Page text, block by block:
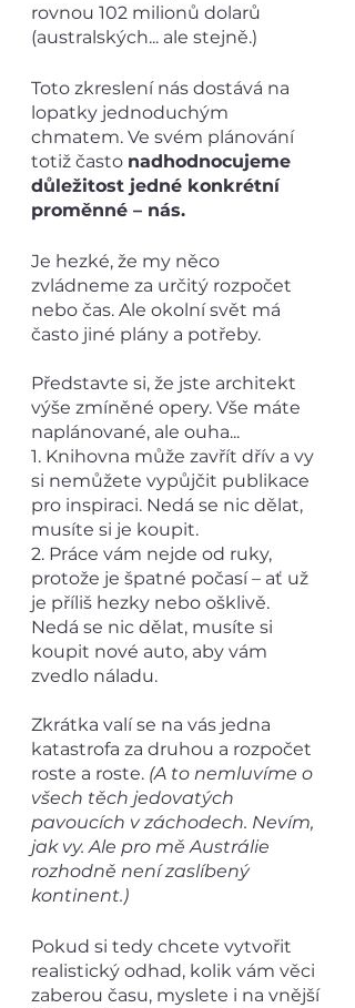
rovnou 102 milionů dolarů
(australských... ale stejně.)
Toto zkreslení nás dostává na
lopatky jednoduchým
chmatem. Ve svém plánování
totiž často nadhodnocujeme
důležitost jedné konkrétní
proměnné – nás.
Je hezké, že my něco
zvládneme za určitý rozpočet
nebo čas. Ale okolní svět má
často jiné plány a potřeby.
Představte si, že jste architekt
výše zmíněné opery. Vše máte
naplánované, ale ouha...
1. Knihovna může zavřít dřív a vy
si nemůžete vypůjčit publikace
pro inspiraci. Nedá se nic dělat,
musíte si je koupit.
2. Práce vám nejde od ruky,
protože je špatné počasí – ať už
je příliš hezky nebo ošklivě.
Nedá se nic dělat, musíte si
koupit nové auto, aby vám
zvedlo náladu.
Zkrátka valí se na vás jedna
katastrofa za druhou a rozpočet
roste a roste. (A to nemluvíme o
všech těch jedovatých
pavoucích v záchodech. Nevím,
jak vy. Ale pro mě Austrálie
rozhodně není zaslíbený
kontinent.)
Pokud si tedy chcete vytvořit
realistický odhad, kolik vám věci
zaberou času, myslete i na vnější